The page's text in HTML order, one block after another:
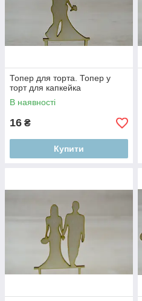
Топер для торта. Топер у
торт для капкейка
В наявності
16 ₴
Купити